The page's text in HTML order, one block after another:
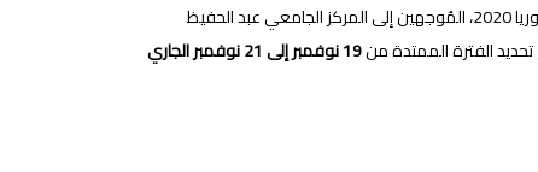
تنهي إدارة المركز الجامعي عبد الحفيظ بوالصوف-ميلة، إلى علم الطلبة الجدد حاملي بكالوريا 2020، المُوجهين إلى المركز الجامعي عبد الحفيظ
الفترة الممتدة من19 نوفمبر إلى 21 نوفمبر الجاري